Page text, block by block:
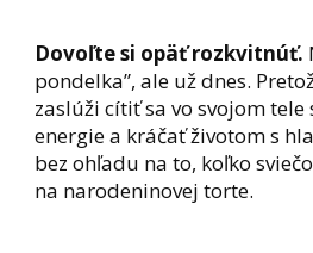
Dovoľte si opäť rozkvitnúť.
pondelka”, ale už dnes.
zaslúži cítiť sa vo svojom tele
energie a kráčať životom s
bez ohľadu na to, koľko
na narodeninovej torte.